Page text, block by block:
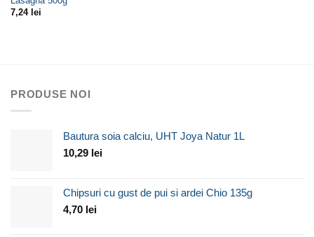
7,24 lei
PRODUSE NOI
Bautura soia calciu, UHT Joya Natur 1L
10,29 lei
Chipsuri cu gust de pui si ardei Chio 135g
4,70 lei